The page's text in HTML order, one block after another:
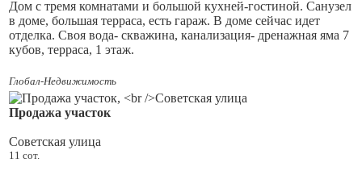
Дом с тремя комнатами и большой кухней-гостиной. Санузел
в доме, большая терраса, есть гараж. В доме сейчас идет
отделка. Своя вода- скважина, канализация- дренажная яма 7
кубов, терраса, 1 этаж.
Участок 8 соток, в черновом варианте 6700, чистовая отделка
7200. Закончим до холодов.
В Лебеде есть пляж, речка, берёзовая роща.
Глобал-Недвижимость
Продажа участок
Советская улица
11 сот.